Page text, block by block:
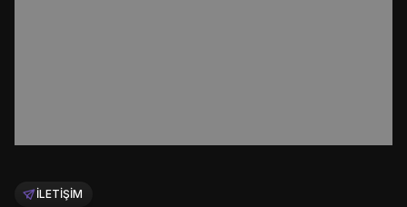
İLETIŞIM